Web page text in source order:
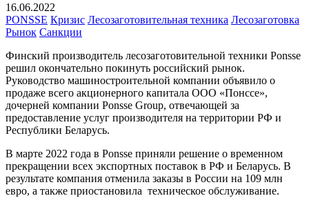
16.06.2022
PONSSE Кризис Лесозаготовительная техника Лесозаготовка
Рынок Санкции
Финский производитель лесозаготовительной техники Ponsse
решил окончательно покинуть российский рынок.
Руководство машиностроительной компании объявило о
продаже всего акционерного капитала ООО «Понссе»,
дочерней компании Ponsse Group, отвечающей за
предоставление услуг производителя на территории РФ и
Республики Беларусь.
В марте 2022 года в Ponsse приняли решение о временном
прекращении всех экспортных поставок в РФ и Беларусь. В
результате компания отменила заказы в России на 109 млн
евро, а также приостановила техническое обслуживание.